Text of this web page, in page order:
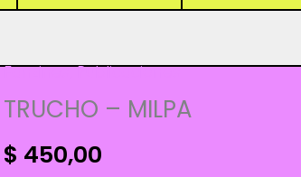
Fanzines,Publicaciones
TRUCHO – MILPA
$ 450,00